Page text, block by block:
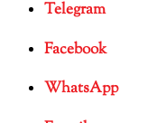
Telegram
Facebook
WhatsApp